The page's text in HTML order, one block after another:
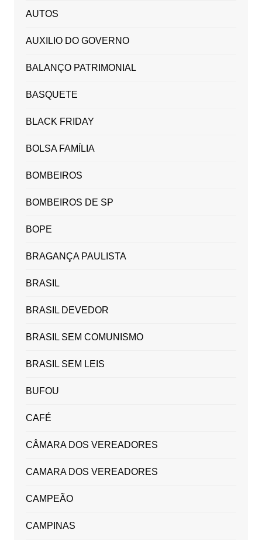
AUTOS
AUXILIO DO GOVERNO
BALANÇO PATRIMONIAL
BASQUETE
BLACK FRIDAY
BOLSA FAMÍLIA
BOMBEIROS
BOMBEIROS DE SP
BOPE
BRAGANÇA PAULISTA
BRASIL
BRASIL DEVEDOR
BRASIL SEM COMUNISMO
BRASIL SEM LEIS
BUFOU
CAFÉ
CÂMARA DOS VEREADORES
CAMARA DOS VEREADORES
CAMPEÃO
CAMPINAS